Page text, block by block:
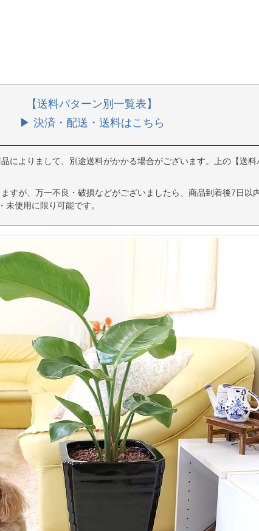
【送料パターン別一覧表】
▶ 決済・配送・送料はこちら
によりまして、別途送料がかかる場合がございます。上の【送
すが、万一不良・破損などがございましたら、商品到着後7日以
使用に限り可能です。